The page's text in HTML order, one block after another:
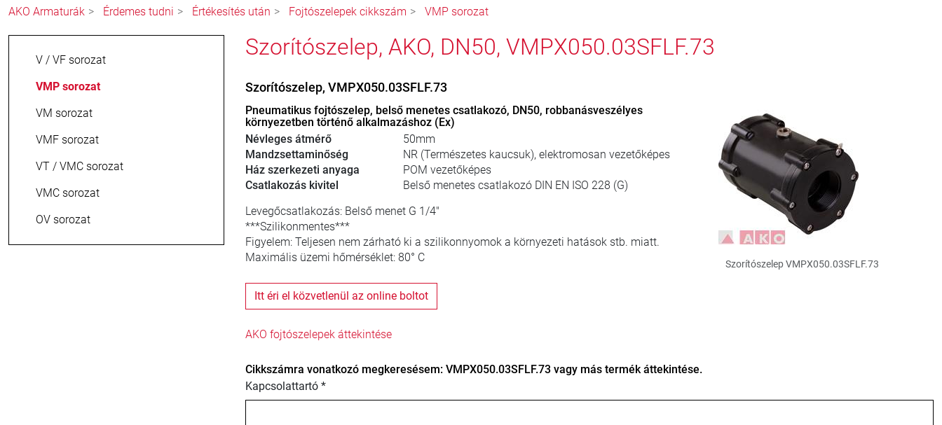
AKO Armaturák Érdemes tudni Értékesítés után Fojtószelepek cikkszám VMP sorozat
V / VF sorozat
VMP sorozat
VM sorozat
VMF sorozat
VT / VMC sorozat
VMC sorozat
OV sorozat
Szorítószelep, AKO, DN50, VMPX050.03SFLF.73
Szorítószelep, VMPX050.03SFLF.73
Pneumatikus fojtószelep, belső menetes csatlakozó, DN50, robbanásveszélyes
környezetben történő alkalmazáshoz (Ex)
Névleges átmérő
50mm
Mandzsettaminőség
NR (Természetes kaucsuk), elektromosan vezetőképes
Ház szerkezeti anyaga
POM vezetőképes
Csatlakozás kivitel
Belső menetes csatlakozó DIN EN ISO 228 (G)
Levegőcsatlakozás: Belső menet G 1/4"
***Szilikonmentes***
Figyelem: Teljesen nem zárható ki a szilikonnyomok a környezeti hatások stb. miatt.
Maximális üzemi hőmérséklet: 80° C
Itt éri el közvetlenül az online boltot
Szorítószelep VMPX050.03SFLF.73
AKO fojtószelepek áttekintése
Cikkszámra vonatkozó megkeresésem: VMPX050.03SFLF.73 vagy más termék áttekintése.
Kapcsolattartó *